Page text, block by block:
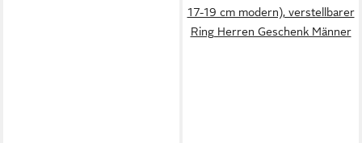
17-19 cm modern), verstellbarer
Ring Herren Geschenk Männer